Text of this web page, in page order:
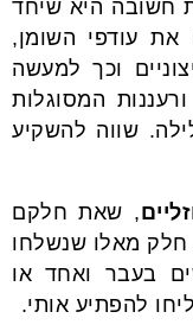
חשובה היא שיחד
עודפי השומן,
וכך למעשה
המסוגלות
שווה להשקיע
, שאת חלקם
חלק מאלו שנשלחו
בעבר ואחד או
להפתיע אותי.